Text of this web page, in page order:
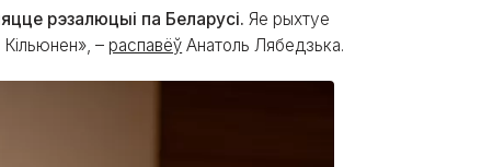
рэзалюцыі па Беларусі. Яе рыхтуе
Кільюнен», –распавёў Анатоль Лябедзька.